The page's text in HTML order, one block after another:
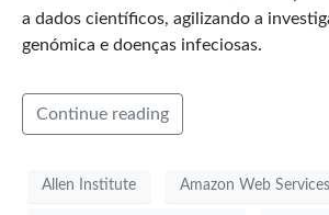
a dados científicos, agilizando a
genómica e doenças infeciosas.
Continue reading
Allen Institute Amazon Web Services